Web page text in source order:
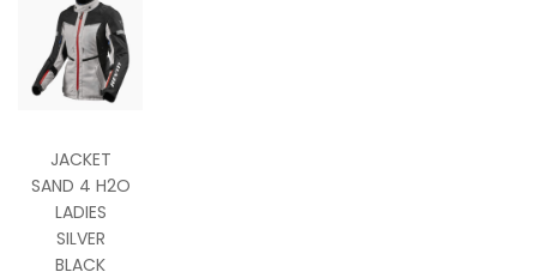
JACKET
SAND 4 H2O
LADIES
SILVER
BLACK